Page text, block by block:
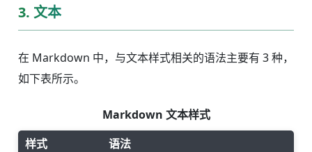
3. 文本
在 Markdown 中，与文本样式相关的语法主要有 3 种，
如下表所示。
Markdown 文本样式
样式
语法